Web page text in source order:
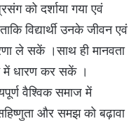
को दर्शाया गया एवं
विद्यार्थी उनके जीवन एवं
ले सकें ।साथ ही मानवता
में धारण कर सकें ।
वैश्विक समाज में
और समझ को बढ़ावा